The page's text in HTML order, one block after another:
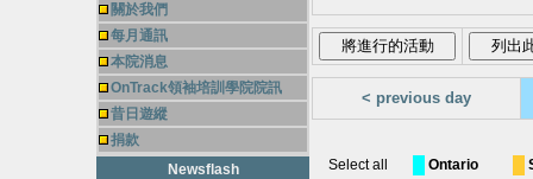
關於我們
每月通訊
本院消息
OnTrack領袖培訓學院院訊
昔日遊縱
捐款
Newsflash
< previous day
Select all Ontario